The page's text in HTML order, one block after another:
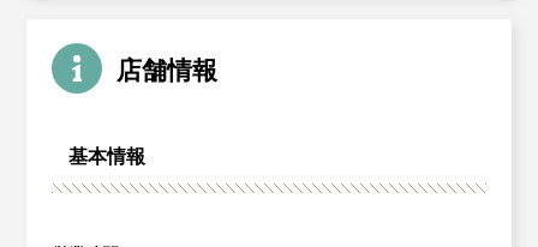
店舗情報
基本情報